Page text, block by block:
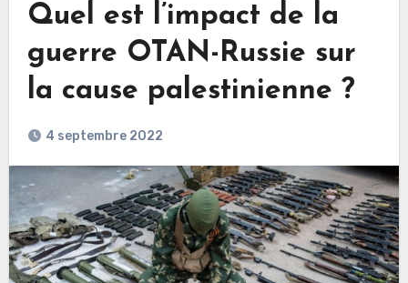
Quel est l’impact de la
guerre OTAN-Russie sur
la cause palestinienne ?
4 septembre 2022